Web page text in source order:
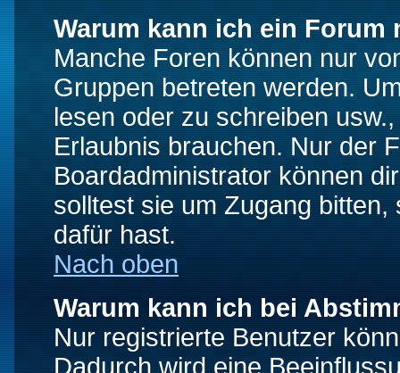
Warum kann ich ein Forum
Manche Foren können nur
Gruppen betreten werden.
lesen oder zu schreiben
Erlaubnis brauchen. Nur der
Boardadministrator können
solltest sie um Zugang
dafür hast.
Nach oben
Warum kann ich bei
Nur registrierte Benutzer
Dadurch wird eine